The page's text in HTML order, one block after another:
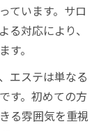
ています。サロ
対応により、
。
エステは単なる
す。初めての方
る雰囲気を重視